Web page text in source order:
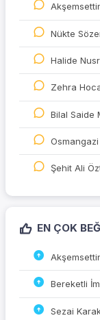
Nükte
Halide
Zehra
Bilal Saide
Şehit Ali
EN ÇOK
Bereketli
Sezai